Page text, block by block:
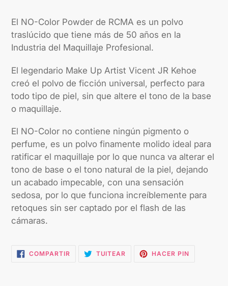
carrito
El NO-Color Powder de RCMA es un polvo
traslúcido que tiene más de 50 años en la
Industria del Maquillaje Profesional.
El legendario Make Up Artist Vicent JR Kehoe
creó el polvo de ficción universal, perfecto para
todo tipo de piel, sin que altere el tono de la base
o maquillaje.
El NO-Color no contiene ningún pigmento o
perfume, es un polvo finamente molido ideal para
ratificar el maquillaje por lo que nunca va alterar el
tono de base o el tono natural de la piel, dejando
un acabado impecable, con una sensación
sedosa, por lo que funciona increíblemente para
retoques sin ser captado por el flash de las
cámaras.
COMPARTIRCOMPARTIR
EN
TUITEAR TUITEARHACER PINPINEAR
EN